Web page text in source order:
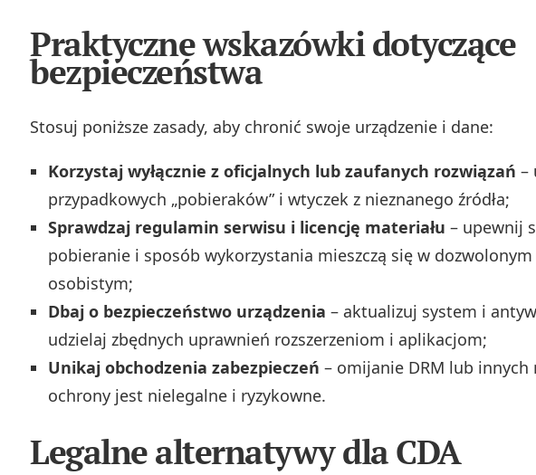
Praktyczne wskazówki dotyczące
bezpieczeństwa
Stosuj poniższe zasady, aby chronić swoje urządzenie i dane:
Korzystaj wyłącznie z oficjalnych lub zaufanych rozwiązań –
przypadkowych „pobieraków” i wtyczek z nieznanego źródła;
Sprawdzaj regulamin serwisu i licencję materiału – upewnij
pobieranie i sposób wykorzystania mieszczą się w
osobistym;
Dbaj o bezpieczeństwo urządzenia – aktualizuj system i
udzielaj zbędnych uprawnień rozszerzeniom i aplikacjom;
Unikaj obchodzenia zabezpieczeń – omijanie DRM lub innych
ochrony jest nielegalne i ryzykowne.
Legalne alternatywy dla CDA